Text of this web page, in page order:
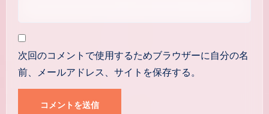
次回のコメントで使用するためブラウザーに自分の名
前、メールアドレス、サイトを保存する。